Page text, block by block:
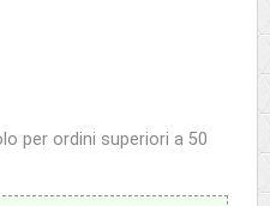
per ordini superiori a 50